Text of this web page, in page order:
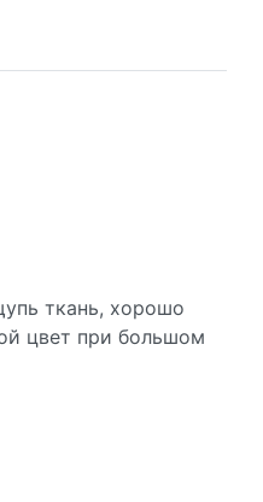
ткань, хорошо
цвет при большом